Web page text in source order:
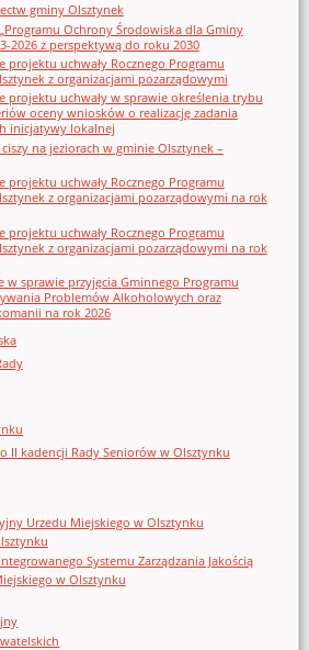
gminy Olsztynek
Ochrony Środowiska dla Gminy
2026 z perspektywą do roku 2030
projektu uchwały Rocznego Programu
z organizacjami pozarządowymi
projektu uchwały w sprawie określenia trybu
oceny wniosków o realizację zadania
inicjatywy lokalnej
na jeziorach w gminie Olsztynek –
projektu uchwały Rocznego Programu
z organizacjami pozarządowymi na rok
projektu uchwały Rocznego Programu
z organizacjami pozarządowymi na rok
w sprawie przyjęcia Gminnego Programu
Problemów Alkoholowych oraz
na rok 2026
II kadencji Rady Seniorów w Olsztynku
Urzedu Miejskiego w Olsztynku
Systemu Zarządzania Jakością
w Olsztynku